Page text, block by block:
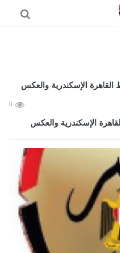
0
الإسكندرية والعكس